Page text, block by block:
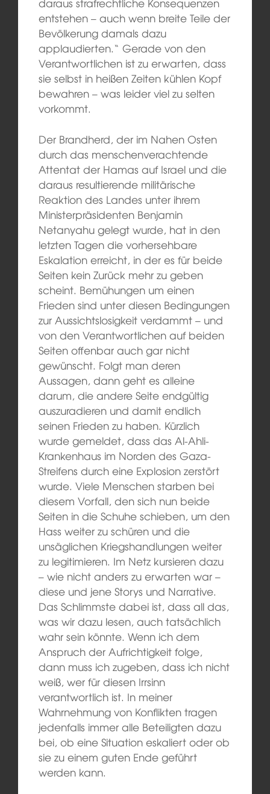
entstehen – auch wenn breite Teile der
Bevölkerung damals dazu
applaudierten.“ Gerade von den
Verantwortlichen ist zu erwarten, dass
sie selbst in heißen Zeiten kühlen Kopf
bewahren – was leider viel zu selten
vorkommt.
Der Brandherd, der im Nahen Osten
durch das menschenverachtende
Attentat der Hamas auf Israel und die
daraus resultierende militärische
Reaktion des Landes unter ihrem
Ministerpräsidenten Benjamin
Netanyahu gelegt wurde, hat in den
letzten Tagen die vorhersehbare
Eskalation erreicht, in der es für beide
Seiten kein Zurück mehr zu geben
scheint. Bemühungen um einen
Frieden sind unter diesen Bedingungen
zur Aussichtslosigkeit verdammt – und
von den Verantwortlichen auf beiden
Seiten offenbar auch gar nicht
gewünscht. Folgt man deren
Aussagen, dann geht es alleine
darum, die andere Seite endgültig
auszuradieren und damit endlich
seinen Frieden zu haben. Kürzlich
wurde gemeldet, dass das Al-Ahli-
Krankenhaus im Norden des Gaza-
Streifens durch eine Explosion zerstört
wurde. Viele Menschen starben bei
diesem Vorfall, den sich nun beide
Seiten in die Schuhe schieben, um den
Hass weiter zu schüren und die
unsäglichen Kriegshandlungen weiter
zu legitimieren. Im Netz kursieren dazu
– wie nicht anders zu erwarten war –
diese und jene Storys und Narrative.
Das Schlimmste dabei ist, dass all das,
was wir dazu lesen, auch tatsächlich
wahr sein könnte. Wenn ich dem
Anspruch der Aufrichtigkeit folge,
dann muss ich zugeben, dass ich nicht
weiß, wer für diesen Irrsinn
verantwortlich ist. In meiner
Wahrnehmung von Konflikten tragen
jedenfalls immer alle Beteiligten dazu
bei, ob eine Situation eskaliert oder ob
sie zu einem guten Ende geführt
werden kann.